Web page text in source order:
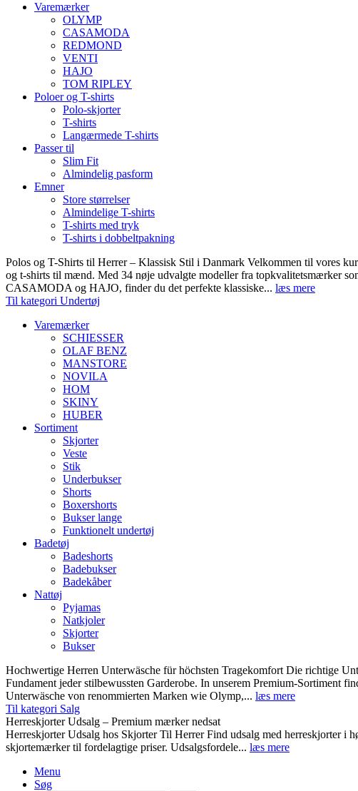
Varemærker
OLYMP
CASAMODA
REDMOND
VENTI
HAJO
TOM RIPLEY
Poloer og T-shirts
Polo-skjorter
T-shirts
Langærmede T-shirts
Passer til
Slim Fit
Almindelig pasform
Emner
Store størrelser
Almindelige T-shirts
T-shirts med tryk
T-shirts i dobbeltpakning
Polos og T-Shirts til Herrer – Klassisk Stil i Danmark Velkommen til vores
og t-shirts til mænd. Med 34 nøje udvalgte modeller fra topkvalitetsmærker
CASAMODA og HAJO, finder du det perfekte klassiske... læs mere
Til kategori Undertøj
Varemærker
SCHIESSER
OLAF BENZ
MANSTORE
NOVILA
HOM
SKINY
HUBER
Sortiment
Skjorter
Veste
Stik
Underbukser
Shorts
Boxershorts
Bukser lange
Funktionelt undertøj
Badetøj
Badeshorts
Badebukser
Badekåber
Nattøj
Pyjamas
Natkjoler
Skjorter
Bukser
Hochwertige Herren Unterwäsche für höchsten Tragekomfort Die richtige
Fundament jeder stilbewussten Garderobe. In unserem Premium-Sortiment
Unterwäsche von renommierten Marken wie Olymp,... læs mere
Til kategori Salg
Herreskjorter Udsalg – Premium mærker nedsat
Herreskjorter Udsalg hos Skjorter Til Herrer Find udsalg med
skjortemærker til fordelagtige priser. Udsalgsfordele... læs mere
Menu
Søg